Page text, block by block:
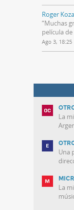
Roger Koza
“Muchas
película
Ago 3, 18:25
La
Una
La